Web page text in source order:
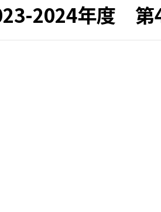
2024年度 第